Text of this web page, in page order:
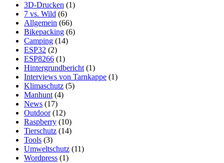
3D-Drucken (1)
7 vs. Wild (6)
Allgemein (66)
Bikepacking (6)
Camping (14)
ESP32 (2)
ESP8266 (1)
Hintergrundbericht (1)
Interviews von Tarnkappe (1)
Klimaschutz (5)
Manhunt (4)
News (17)
Outdoor(12)
Raspberry (10)
Tierschutz (14)
Tools (3)
Umweltschutz (11)
Wordpress (1)